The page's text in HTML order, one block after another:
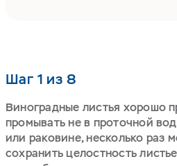
Шаг 1 из 8
Виноградные листья хорошо
промывать не в проточной
или раковине, несколько раз
сохранить целостность